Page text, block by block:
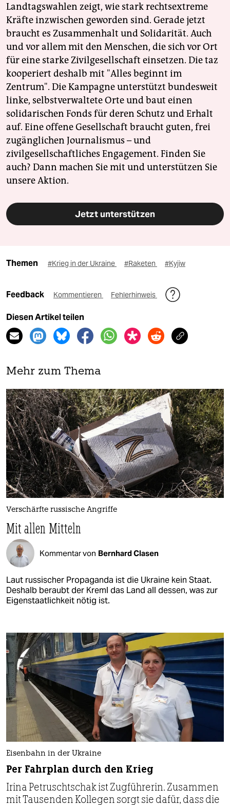
Landtagswahlen zeigt, wie stark rechtsextreme
Kräfte inzwischen geworden sind. Gerade jetzt
braucht es Zusammenhalt und Solidarität. Auch
und vor allem mit den Menschen, die sich vor Ort
für eine starke Zivilgesellschaft einsetzen. Die taz
kooperiert deshalb mit "Alles beginnt im
Zentrum". Die Kampagne unterstützt bundesweit
linke, selbstverwaltete Orte und baut einen
solidarischen Fonds für deren Schutz und Erhalt
auf. Eine offene Gesellschaft braucht guten, frei
zugänglichen Journalismus – und
zivilgesellschaftliches Engagement. Finden Sie
auch? Dann machen Sie mit und unterstützen Sie
unsere Aktion.
Jetzt unterstützen
Themen #Krieg in der Ukraine #Raketen #Kyjiw
Feedback Kommentieren Fehlerhinweis
Diesen Artikel teilen
Mehr zum Thema
Verschärfte russische Angriffe
Mit allen Mitteln
Kommentar von Bernhard Clasen
Laut russischer Propaganda ist die Ukraine kein Staat.
Deshalb beraubt der Kreml das Land all dessen, was zur
Eigenstaatlichkeit nötig ist.
Eisenbahn in der Ukraine
Per Fahrplan durch den Krieg
Irina Petruschtschak ist Zugführerin. Zusammen
mit Tausenden Kollegen sorgt sie dafür, dass die